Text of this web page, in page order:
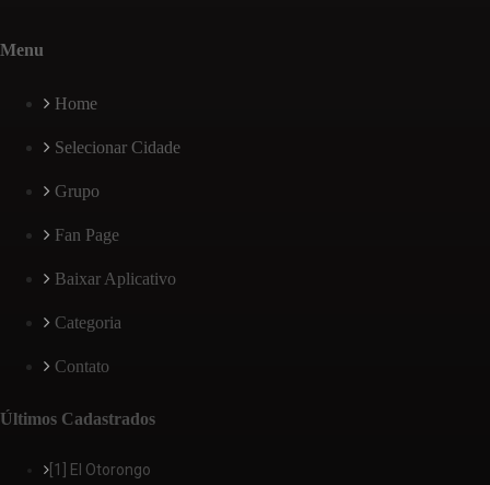
Menu
Home
Selecionar Cidade
Grupo
Fan Page
Baixar Aplicativo
Categoria
Contato
Últimos Cadastrados
[1] El Otorongo